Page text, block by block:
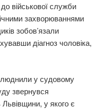
військової служби
захворюваннями
зобов’язали
діагноз чоловіка,
у судовому
звернувся
Львівщини, у якого є